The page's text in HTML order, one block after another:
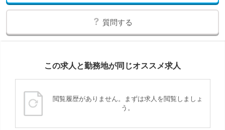
質問する
この求人と勤務地が同じオススメ求人
閲覧履歴がありません。まずは求人を閲覧しましょ
う。